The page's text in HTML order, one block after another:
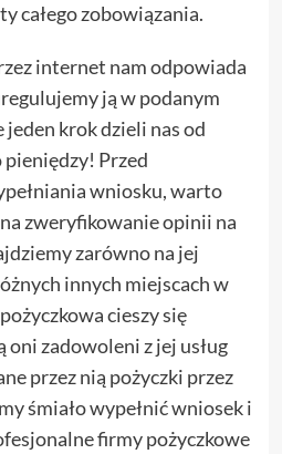
całego zobowiązania.
internet nam odpowiada
ją w podanym
krok dzieli nas od
Przed
wniosku, warto
zweryfikowanie opinii na
zarówno na jej
innych miejscach w
cieszy się
zadowoleni z jej usług
przez nią pożyczki przez
śmiało wypełnić wniosek i
firmy pożyczkowe